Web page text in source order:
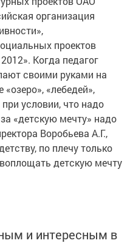
организация
проектов
Когда педагог
своими руками на
«лебедей»,
условии, что надо
«детскую мечту» надо
Воробьева А.Г.,
по плечу только
детскую мечту
и интересным в